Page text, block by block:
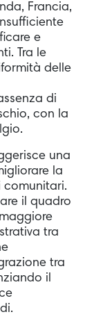
Francia,
e
Tra le
delle
di
con la
una
la
comunitari.
il quadro
tra
tra
il